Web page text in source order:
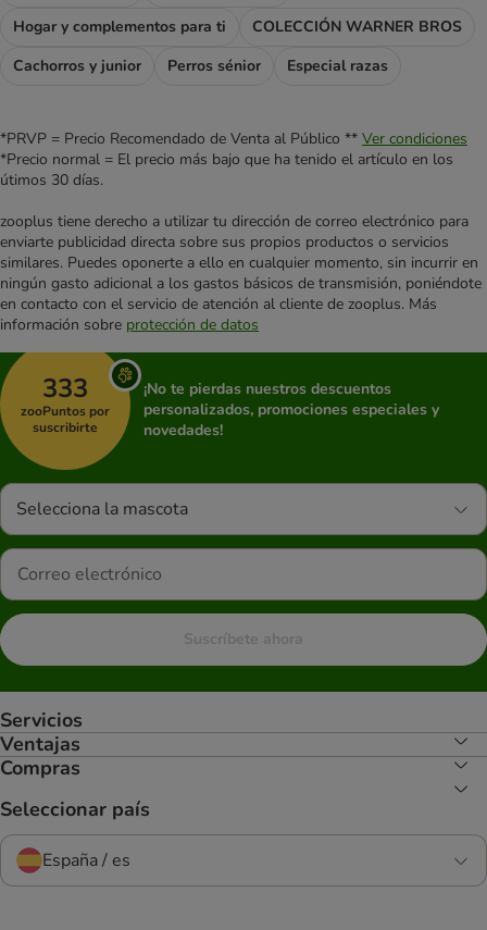
Hogar y complementos para ti
COLECCIÓN WARNER BROS
Cachorros y junior
Perros sénior Especial razas
*PRVP = Precio Recomendado de Venta al Público ** Ver condiciones
*Precio normal = El precio más bajo que ha tenido el artículo en los
útimos 30 días.
zooplus tiene derecho a utilizar tu dirección de correo electrónico para
enviarte publicidad directa sobre sus propios productos o servicios
similares. Puedes oponerte a ello en cualquier momento, sin incurrir en
ningún gasto adicional a los gastos básicos de transmisión, poniéndote
en contacto con el servicio de atención al cliente de zooplus. Más
información sobre protección de datos
333
zooPuntos por
suscribirte
¡No te pierdas nuestros descuentos
personalizados, promociones especiales y
novedades!
Selecciona la mascota
Suscríbete ahora
Servicios
Ventajas
Compras
Seleccionar país
España / es